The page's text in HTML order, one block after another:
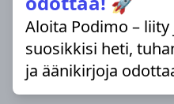
Aloita Podimo – liity
suosikkisi heti,
ja äänikirjoja